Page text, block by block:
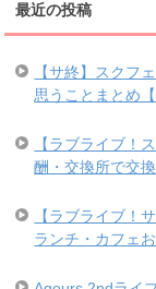
最近の投稿
【サ終】スクフ
思うことまとめ
【ラブライブ！
酬・交換所で交
【ラブライブ！
ランチ・カフェ